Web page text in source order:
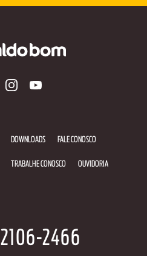
DOWNLOADS FALE CONOSCO
TRABALHE CONOSCO OUVIDORIA
2106-2466